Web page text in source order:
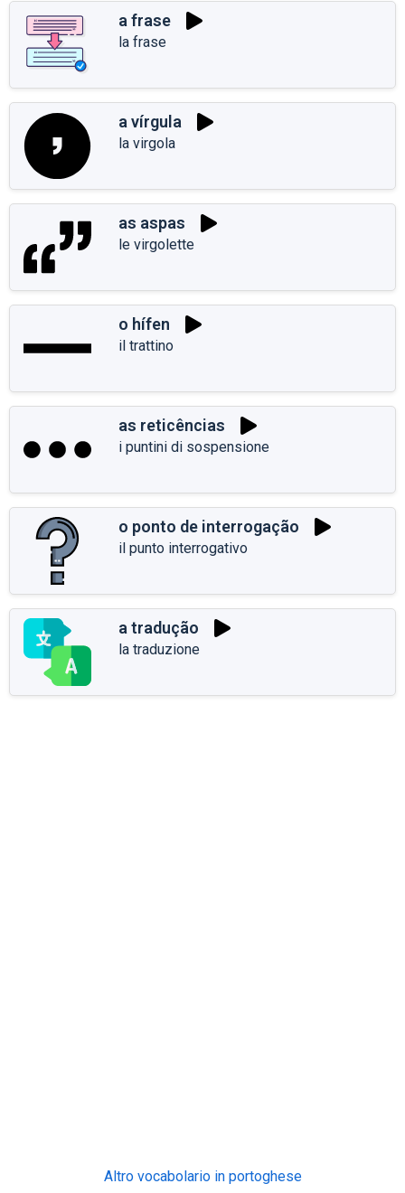
a frase
la frase
a vírgula
la virgola
as aspas
le virgolette
o hífen
il trattino
as reticências
i puntini di sospensione
o ponto de interrogação
il punto interrogativo
a tradução
la traduzione
Altro vocabolario in portoghese